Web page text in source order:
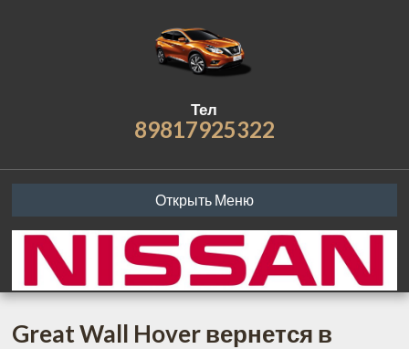
Тел
89817925322
Открыть Меню
Great Wall Hover вернется в